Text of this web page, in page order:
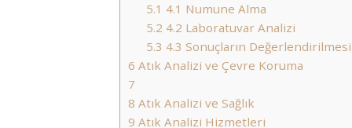
5.1 4.1 Numune Alma
5.2 4.2 Laboratuvar Analizi
5.3 4.3 Sonuçların Değerlendirilmesi
6 Atık Analizi ve Çevre Koruma
7
8 Atık Analizi ve Sağlık
9 Atık Analizi Hizmetleri